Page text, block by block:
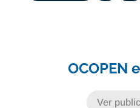
OCOPEN
Ver